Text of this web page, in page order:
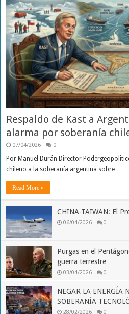
Respaldo de Kast a
alarma por soberanía
07/04/2026 0
Por Manuel Durán Director
chileno a la soberanía argentina sobre …
Read More »
CHINA-TAIWAN: El
06/04/2026 0
Purgas en el
guerra terrestre
03/04/2026 0
NEGAR LA ENERGÍA
SOBERANÍA
28/02/2026 0